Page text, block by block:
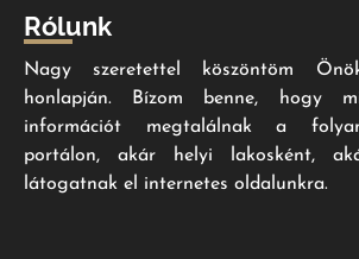
Rólunk
Nagy szeretettel köszöntöm
honlapján. Bízom benne, hogy
információt megtalálnak a
portálon, akár helyi lakosként,
látogatnak el internetes oldalunkra.